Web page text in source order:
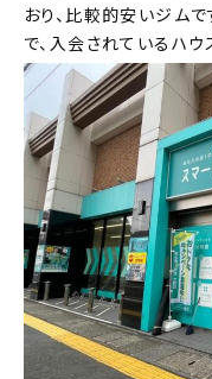
おり、比較的安いジム
で、入会されているハウ